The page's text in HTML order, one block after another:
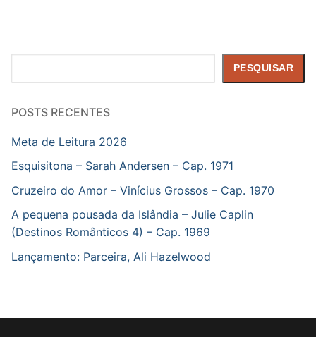
PESQUISAR
POSTS RECENTES
Meta de Leitura 2026
Esquisitona – Sarah Andersen – Cap. 1971
Cruzeiro do Amor – Vinícius Grossos – Cap. 1970
A pequena pousada da Islândia – Julie Caplin
(Destinos Românticos 4) – Cap. 1969
Lançamento: Parceira, Ali Hazelwood